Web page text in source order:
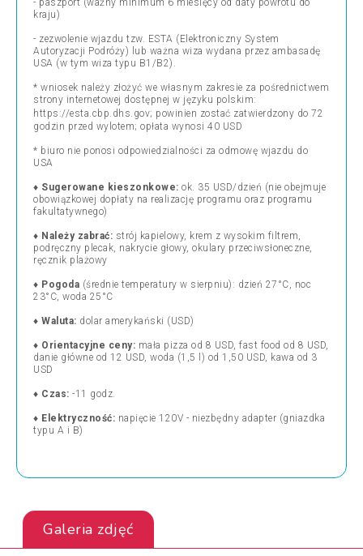
- paszport (ważny minimum 6 miesięcy od daty powrotu do
kraju)
- zezwolenie wjazdu tzw. ESTA (Elektroniczny System
Autoryzacji Podróży)
lub ważna wiza wydana przez ambasadę
USA (w tym wiza typu B1/B2) .
* wniosek należy złożyć we własnym zakresie za pośrednictwem
strony internetowej dostępnej w języku polskim:
https://esta.cbp.dhs.gov; powinien zostać zatwierdzony do 72
godzin przed wylotem; opłata wynosi 40 USD
* biuro nie ponosi odpowiedzialności za odmowę wjazdu do
USA
♦ Sugerowane kieszonkowe: ok. 35 USD/dzień (nie obejmuje
obowiązkowej dopłaty na realizację programu oraz programu
fakultatywnego)
♦ Należy zabrać: strój kapielowy, krem z wysokim filtrem,
podręczny plecak, nakrycie głowy, okulary przeciwsłoneczne,
ręcznik plażowy
♦ Pogoda (średnie temperatury w sierpniu): dzień 27°C, noc
23°C, woda 25°C
♦ Waluta: dolar amerykański (USD)
♦ Orientacyjne ceny: mała pizza od 8 USD, fast food od 8 USD,
danie główne od 12 USD, woda (1,5 l) od 1,50 USD, kawa od 3
USD
♦ Czas: -11 godz.
♦ Elektryczność: napięcie 120V - niezbędny adapter (gniazdka
typu A i B)
Galeria zdjęć